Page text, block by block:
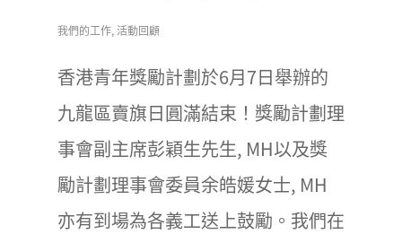
我們的工作, 活動回顧
香港青年獎勵計劃於6月7日舉辦的
九龍區賣旗日圓滿結束！獎勵計劃理
事會副主席彭穎生先生, MH以及獎
勵計劃理事會委員余皓媛女士, MH
亦有到場為各義工送上鼓勵。我們在